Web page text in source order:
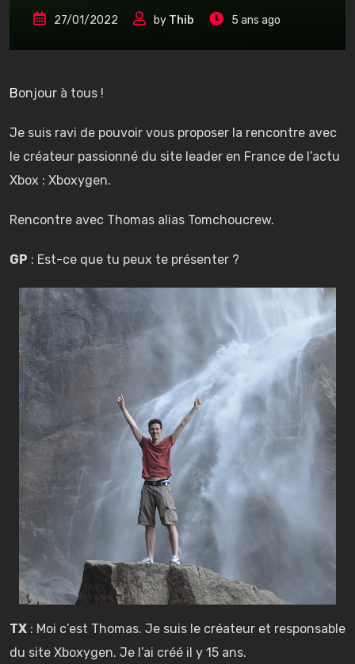
27/01/2022 by Thib 5 ans ago
Bonjour à tous !
Je suis ravi de pouvoir vous proposer la rencontre avec
le créateur passionné du site leader en France de l’actu
Xbox : Xboxygen.
Rencontre avec Thomas alias Tomchoucrew.
GP : Est-ce que tu peux te présenter ?
TX : Moi c’est Thomas. Je suis le créateur et responsable
du site Xboxygen. Je l’ai créé il y 15 ans.